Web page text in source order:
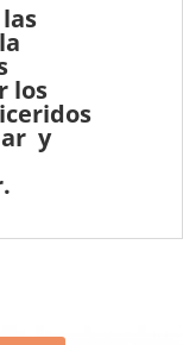
los
y